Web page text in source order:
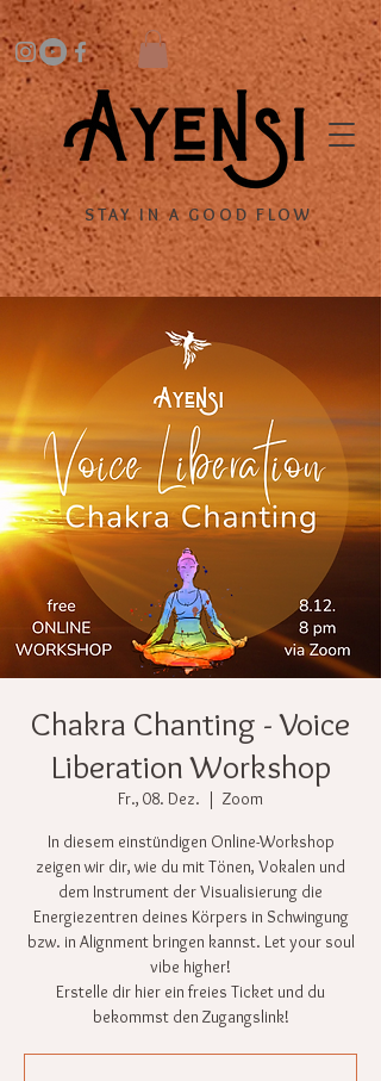
STAY IN A GOOD FLOW
Chakra Chanting - Voice
Liberation Workshop
Fr., 08. Dez.
  |
Zoom
In diesem einstündigen Online-Workshop
zeigen wir dir, wie du mit Tönen, Vokalen und
dem Instrument der Visualisierung die
Energiezentren deines Körpers in Schwingung
bzw. in Alignment bringen kannst. Let your soul
vibe higher!
Erstelle dir hier ein freies Ticket und du